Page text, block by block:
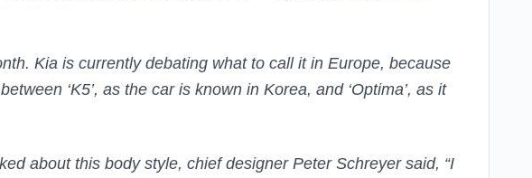
Kia is currently debating what to call it in Europe, because
‘K5’, as the car is known in Korea, and ‘Optima’, as it
about this body style, chief designer Peter Schreyer said, “I